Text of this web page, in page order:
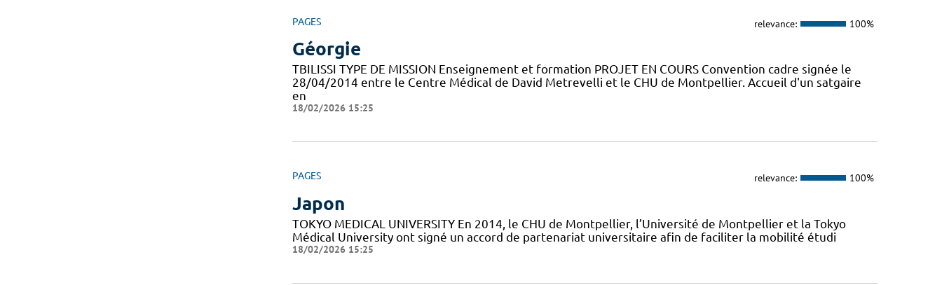
PAGES relevance: 100%
Géorgie
TBILISSI TYPE DE MISSION Enseignement et formation PROJET EN COURS Convention cadre signée le
28/04/2014 entre le Centre Médical de David Metrevelli et le CHU de Montpellier. Accueil d'un satgaire
en
18/02/2026 15:25
PAGES relevance: 100%
Japon
TOKYO MEDICAL UNIVERSITY En 2014, le CHU de Montpellier, l’Université de Montpellier et la Tokyo
Médical University ont signé un accord de partenariat universitaire afin de faciliter la mobilité étudi
18/02/2026 15:25